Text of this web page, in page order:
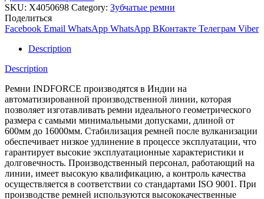
SKU: X4050698 Category: Зубчатые ремни
Поделиться
Facebook Email WhatsApp WhatsApp ВКонтакте Телеграм Viber
Description
Description
Ремни INDFORCE производятся в Индии на
автоматизированной производственной линии, которая
позволяет изготавливать ремни идеального геометрического
размера с самыми минимальными допусками, длиной от
600мм до 16000мм. Стабилизация ремней после вулканизации
обеспечивает низкое удлинение в процессе эксплуатации, что
гарантирует высокие эксплуатационные характеристики и
долговечность. Производственный персонал, работающий на
линии, имеет высокую квалификацию, а контроль качества
осуществляется в соответствии со стандартами ISO 9001. При
производстве ремней используются высококачественные